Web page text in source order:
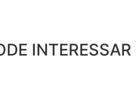
INTERESSAR